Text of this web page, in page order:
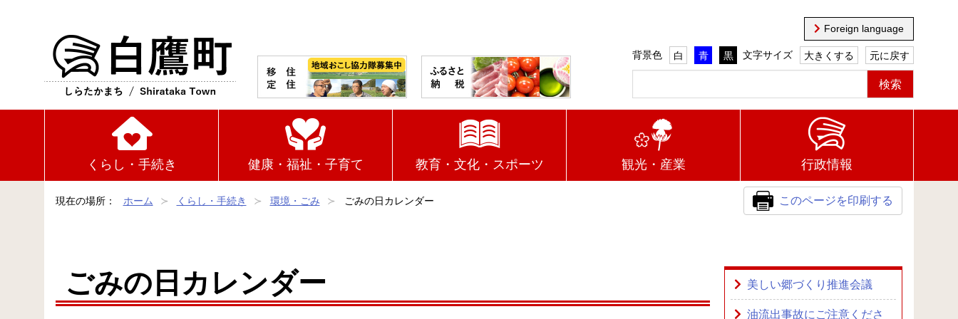
Foreign language
背景色 白 青 黒 文字サイズ 大きくする 元に戻す
くらし・手続き 健康・福祉・子育て 教育・文化・スポーツ 観光・産業 行政情報
現在の場所： ホーム くらし・手続き 環境・ごみ ごみの日カレンダー このページを印刷する
ごみの日カレンダー 美しい郷づくり推進会議
油流出事故にご注意くださ